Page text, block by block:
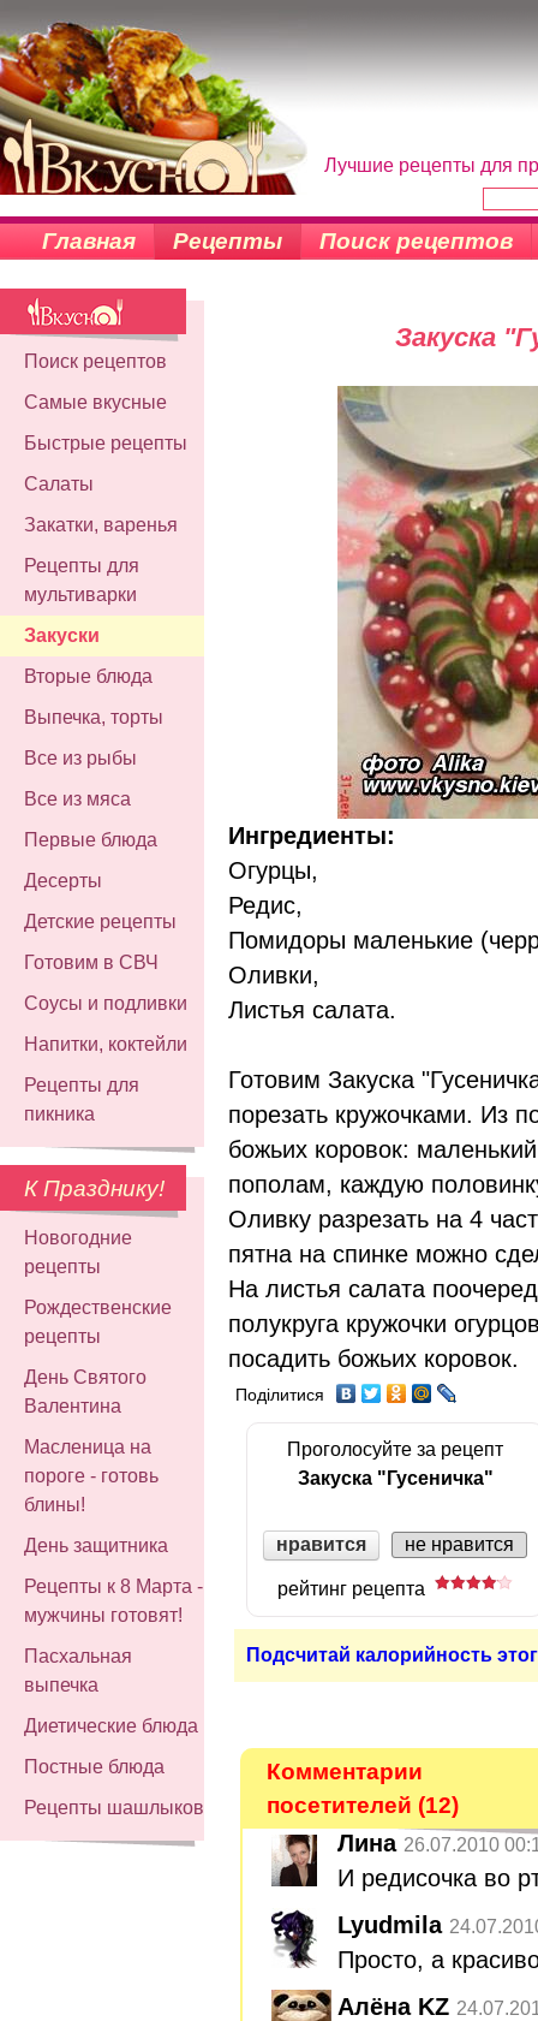
Лучшие рецепты для
Главная Рецепты Поиск рецептов
Поиск рецептов
Самые вкусные
Быстрые рецепты
Салаты
Закатки, варенья
Рецепты для
мультиварки
Закуски
Вторые блюда
Выпечка, торты
Все из рыбы
Все из мяса
Первые блюда
Десерты
Детские рецепты
Готовим в СВЧ
Соусы и подливки
Напитки, коктейли
Рецепты для
пикника
К Празднику!
Новогодние
рецепты
Рождественские
рецепты
День Святого
Валентина
Масленица на
пороге - готовь
блины!
День защитника
Рецепты к 8 Марта -
мужчины готовят!
Пасхальная
выпечка
Диетические блюда
Постные блюда
Рецепты шашлыков
Закуска
Ингредиенты:
Огурцы,
Редис,
Помидоры маленькие
Оливки,
Листья салата.
Готовим Закуска
порезать кружочками. Из
божьих коровок:
пополам, каждую
Оливку разрезать на 4
пятна на спинке можно
На листья салата
полукруга кружочки
посадить божьих коровок.
Поділитися
Проголосуйте за рецепт
Закуска "Гусеничка"
нравится не нравится
рейтинг рецепта
Подсчитай калорийность
Комментарии
посетителей (12)
Лина 26.07.2010
И редисочка во
Lyudmila
Просто, а
Алёна KZ